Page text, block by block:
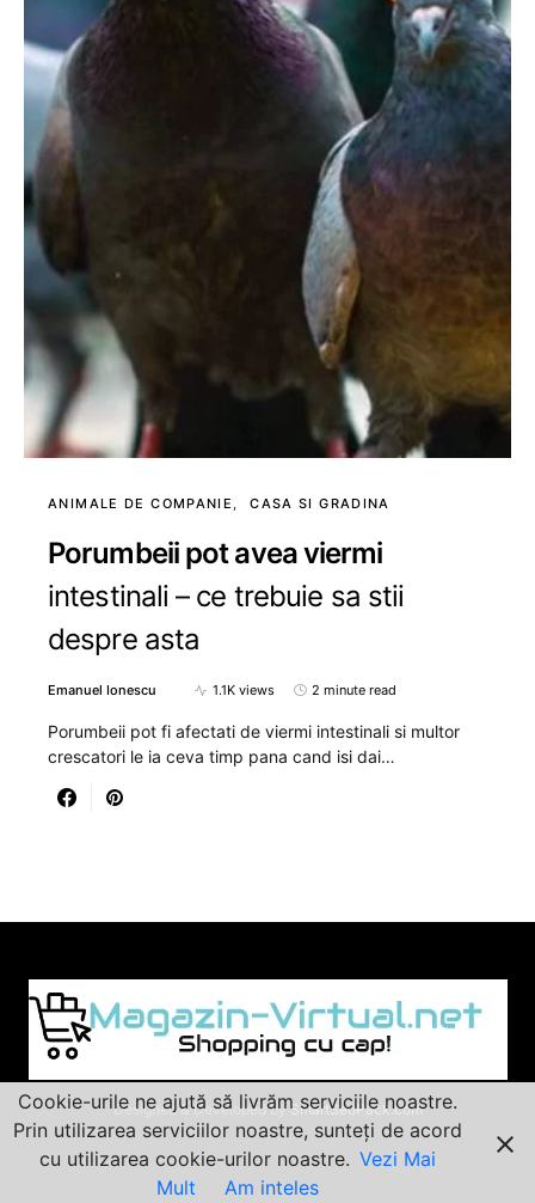
ANIMALE DE COMPANIE CASA SI GRADINA
Porumbeii pot avea viermi
intestinali – ce trebuie sa stii
despre asta
Emanuel Ionescu 1.1K views 2 minute read
Porumbeii pot fi afectati de viermi intestinali si multor
crescatori le ia ceva timp pana cand isi dai…
Designed & Developed by SmartSeoPack.com
Cookie-urile ne ajută să livrăm serviciile noastre.
Prin utilizarea serviciilor noastre, sunteți de acord
cu utilizarea cookie-urilor noastre. Vezi Mai
Mult
Am inteles